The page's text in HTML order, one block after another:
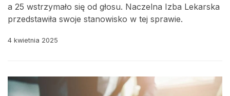
a 25 wstrzymało się od głosu. Naczelna Izba Lekarska
przedstawiła swoje stanowisko w tej sprawie.
4 kwietnia 2025